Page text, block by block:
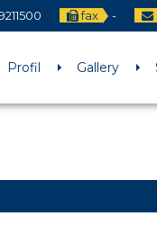
fax -
Profil Gallery